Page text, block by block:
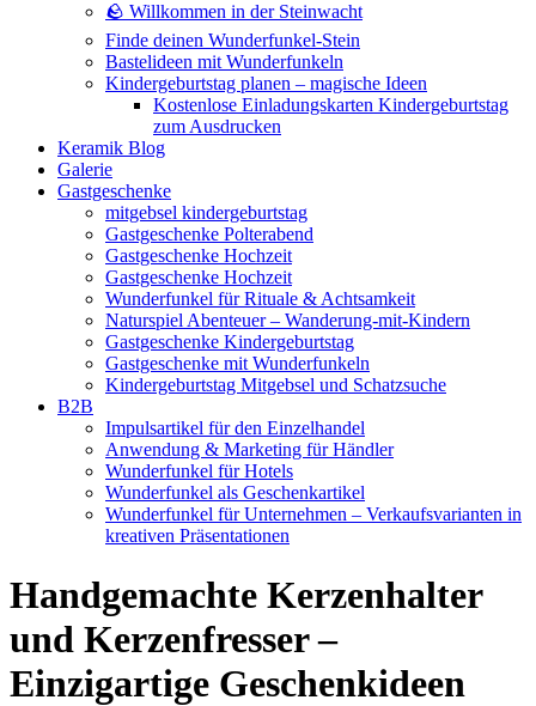
🪨 Willkommen in der Steinwacht
Finde deinen Wunderfunkel-Stein
Bastelideen mit Wunderfunkeln
Kindergeburtstag planen – magische Ideen
Kostenlose Einladungskarten Kindergeburtstag
zum Ausdrucken
Keramik Blog
Galerie
Gastgeschenke
mitgebsel kindergeburtstag
Gastgeschenke Polterabend
Gastgeschenke Hochzeit
Gastgeschenke Hochzeit
Wunderfunkel für Rituale & Achtsamkeit
Naturspiel Abenteuer – Wanderung-mit-Kindern
Gastgeschenke Kindergeburtstag
Gastgeschenke mit Wunderfunkeln
Kindergeburtstag Mitgebsel und Schatzsuche
B2B
Impulsartikel für den Einzelhandel
Anwendung & Marketing für Händler
Wunderfunkel für Hotels
Wunderfunkel als Geschenkartikel
Wunderfunkel für Unternehmen – Verkaufsvarianten in
kreativen Präsentationen
Handgemachte Kerzenhalter
und Kerzenfresser –
Einzigartige Geschenkideen